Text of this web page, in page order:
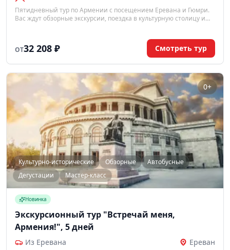
Пятидневный тур по Армении с посещением Еревана и Гюмри.
Вас ждут обзорные экскурсии, поездка в культурную столицу и
ОТ32 208 ₽ Смотреть тур
0+
Культурно-исторические Обзорные
Автобусные
Дегустации
Мастер-класс
Новинка
Экскурсионный тур "Встречай меня,
Армения!", 5 дней
Из Еревана
Ереван